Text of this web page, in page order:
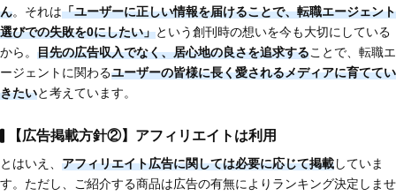
ん。それは「ユーザーに正しい情報を届けることで、転職エージェント
選びでの失敗を0にしたい」という創刊時の想いを今も大切にしている
から。 目先の広告収入でなく、居心地の良さを追求することで、転職エ
ージェントに関わるユーザーの皆様に長く愛されるメディアに育ててい
きたいと考えています。
【広告掲載方針②】アフィリエイトは利用
とはいえ、 アフィリエイト広告に関しては必要に応じて掲載していま
す。ただし、ご紹介する商品は広告の有無によりランキング決定しませ